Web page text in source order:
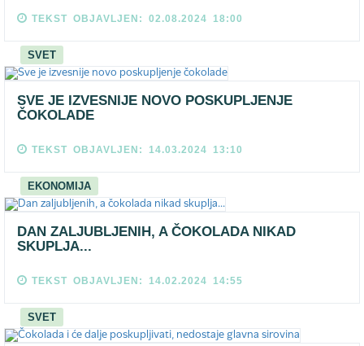
TEKST OBJAVLJEN: 02.08.2024 18:00
SVET
SVE JE IZVESNIJE NOVO POSKUPLJENJE
ČOKOLADE
TEKST OBJAVLJEN: 14.03.2024 13:10
EKONOMIJA
DAN ZALJUBLJENIH, A ČOKOLADA NIKAD
SKUPLJA...
TEKST OBJAVLJEN: 14.02.2024 14:55
SVET